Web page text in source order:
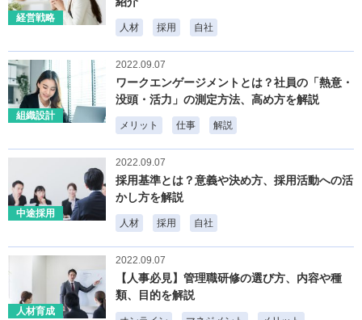
経営戦略
人材 採用 自社
組織設計
2022.09.07
ワークエンゲージメントとは？社員の「熱意・
没頭・活力」の測定方法、高め方を解説
メリット 仕事 解説
中途採用
2022.09.07
採用基準とは？意義や決め方、採用活動への活
かし方を解説
人材 採用 自社
人材育成
2022.09.07
【人事必見】管理職研修の選び方、内容や種
類、目的を解説